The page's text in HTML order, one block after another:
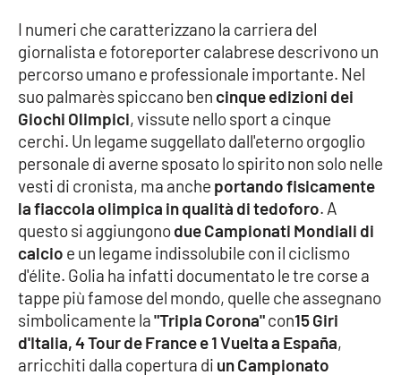
Sport
RUBRICHE
Good Morning Vietnam
Parchi Marini Calabria
Leggendo Alvaro insieme
Imprese Di Calabria
Le perfidie di Antonella Grippo
Venti di comunicazione
I numeri che caratterizzano la carriera del
giornalista e fotoreporter calabrese descrivono un
percorso umano e professionale importante. Nel
suo palmarès spiccano ben cinque edizioni dei
Giochi Olimpici, vissute nello sport a cinque
cerchi. Un legame suggellato dall'eterno orgoglio
personale di averne sposato lo spirito non solo nelle
vesti di cronista, ma anche portando fisicamente
la fiaccola olimpica in qualità di tedoforo. A
questo si aggiungonodue Campionati Mondiali di
calcio e un legame indissolubile con il ciclismo
d'élite. Golia ha infatti documentato le tre corse a
tappe più famose del mondo, quelle che assegnano
simbolicamente la"Tripla Corona"con15 Giri
d'Italia, 4 Tour de France e 1 Vuelta a España,
arricchiti dalla copertura di un Campionato